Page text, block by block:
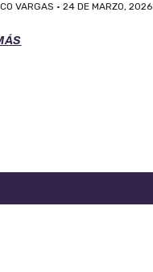
VARGAS 24 DE MARZO, 2026